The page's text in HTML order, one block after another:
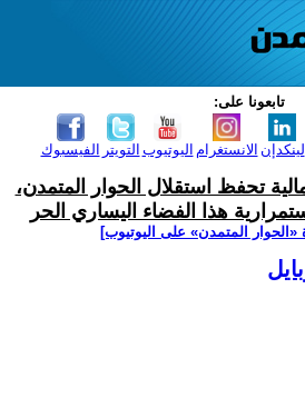
تابعونا على:
الفيسبوك التويتر اليوتيوب الانستغرام لينكدإن
تحفظ استقلال الحوار المتمدن،
هذا الفضاء اليساري الحر
المتمدن» على اليوتيوب]